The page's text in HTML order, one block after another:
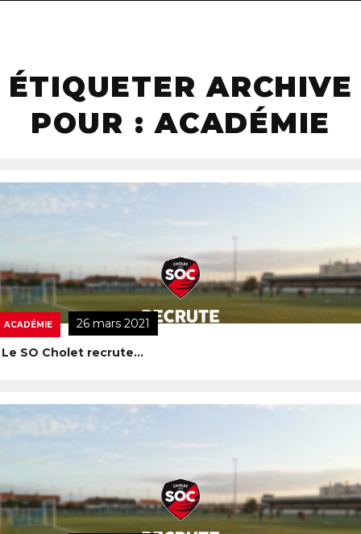
ÉTIQUETER ARCHIVE
POUR : ACADÉMIE
ACADÉMIE
26 mars 2021
Le SO Cholet recrute…